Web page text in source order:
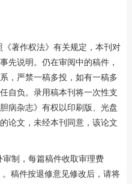
著作权法》有关规定，本刊对
先说明。仍在审阅中的稿件，
，严禁一稿多投，如有一稿多
自负。录用稿本刊将一次性支
病杂志》有权以印刷版、光盘
论文，未经本刊同意，该论文
制，每篇稿件收取审理费
稿件按退修意见修改后，请将